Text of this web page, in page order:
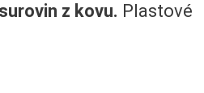
z kovu. Plastové